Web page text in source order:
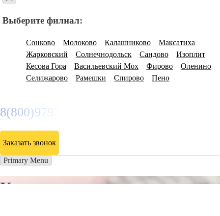
Выберите филиал:
Сонково Молоково Калашниково
Максатиха
Жарковский
Солнечнодольск Сандово
Изоплит
Кесова Гора
Васильевский Мох Фирово
Оленино
Селижарово
Рамешки Спирово Пено
8(800)9797043
Заказать звонок
Primary Menu
Курсы программирования в